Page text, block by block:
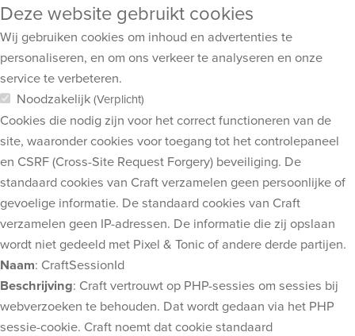
Deze website gebruikt cookies
Wij gebruiken cookies om inhoud en advertenties te
personaliseren, en om ons verkeer te analyseren en onze
service te verbeteren.
Noodzakelijk(Verplicht)
Cookies die nodig zijn voor het correct functioneren van de
site, waaronder cookies voor toegang tot het controlepaneel
en CSRF (Cross-Site Request Forgery) beveiliging. De
standaard cookies van Craft verzamelen geen persoonlijke of
gevoelige informatie. De standaard cookies van Craft
verzamelen geen IP-adressen. De informatie die zij opslaan
wordt niet gedeeld met Pixel & Tonic of andere derde partijen.
Naam: CraftSessionId
Beschrijving: Craft vertrouwt op PHP-sessies om sessies bij
webverzoeken te behouden. Dat wordt gedaan via het PHP
sessie-cookie. Craft noemt dat cookie standaard